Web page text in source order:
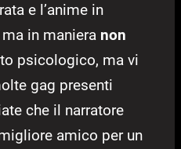
e l’anime in
ma in maniera non
psicologico, ma vi
gag presenti
che il narratore
amico per un